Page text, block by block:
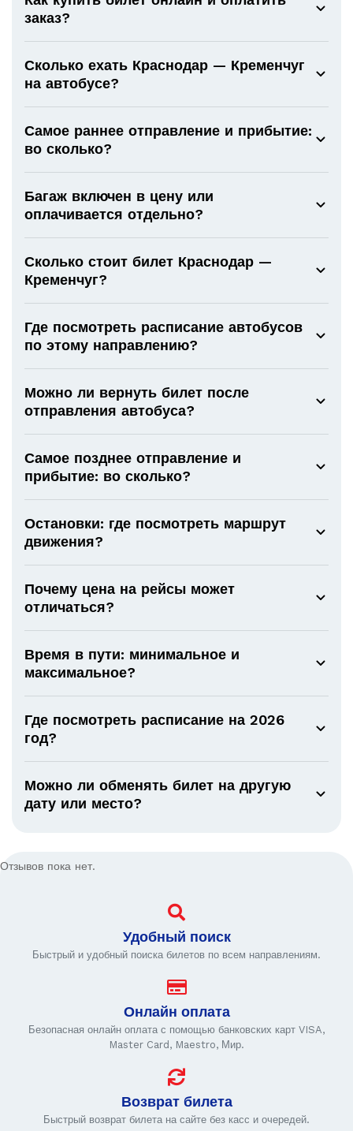
заказ?
Сколько ехать Краснодар — Кременчуг
на автобусе?
Самое раннее отправление и прибытие:
во сколько?
Багаж включен в цену или
оплачивается отдельно?
Сколько стоит билет Краснодар —
Кременчуг?
Где посмотреть расписание автобусов
по этому направлению?
Можно ли вернуть билет после
отправления автобуса?
Самое позднее отправление и
прибытие: во сколько?
Остановки: где посмотреть маршрут
движения?
Почему цена на рейсы может
отличаться?
Время в пути: минимальное и
максимальное?
Где посмотреть расписание на 2026
год?
Можно ли обменять билет на другую
дату или место?
Отзывов пока нет.
Удобный поиск
Быстрый и удобный поиска билетов по всем направлениям.
Онлайн оплата
Безопасная онлайн оплата с помощью банковских карт VISA,
Master Card, Maestro, Мир.
Возврат билета
Быстрый возврат билета на сайте без касс и очередей.